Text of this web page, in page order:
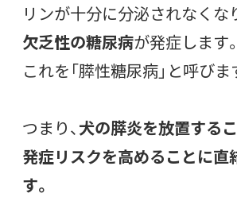
リンが十分に分泌されなくな
欠乏性の糖尿病が発症します。
これを「膵性糖尿病」と呼びま
つまり、犬の膵炎を放置する
発症リスクを高めることに直
す。